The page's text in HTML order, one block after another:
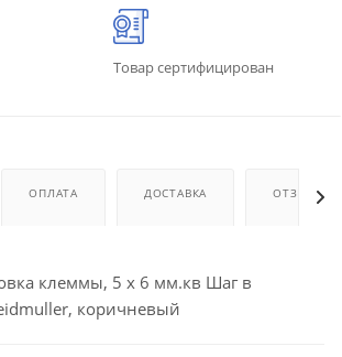
Товар сертифицирован
ОПЛАТА ДОСТАВКА ОТЗЫВЫ
клеммы, 5 x 6 мм.кв Шаг в
коричневый